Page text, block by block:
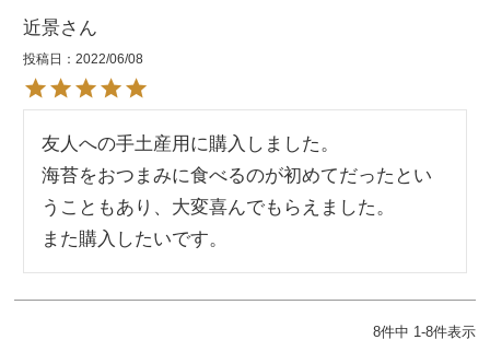
近景
投稿日 2022/06/08
友人への手土産用に購入しました。
海苔をおつまみに食べるのが初めてだったとい
うこともあり、大変喜んでもらえました。
8件中 1-8件表示